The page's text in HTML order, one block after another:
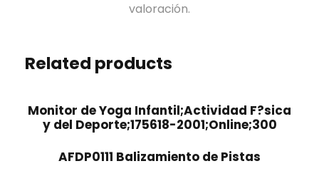
valoración.
Related products
Monitor de Yoga Infantil;Actividad F?sica
y del Deporte;175618-2001;Online;300
AFDP0111 Balizamiento de Pistas